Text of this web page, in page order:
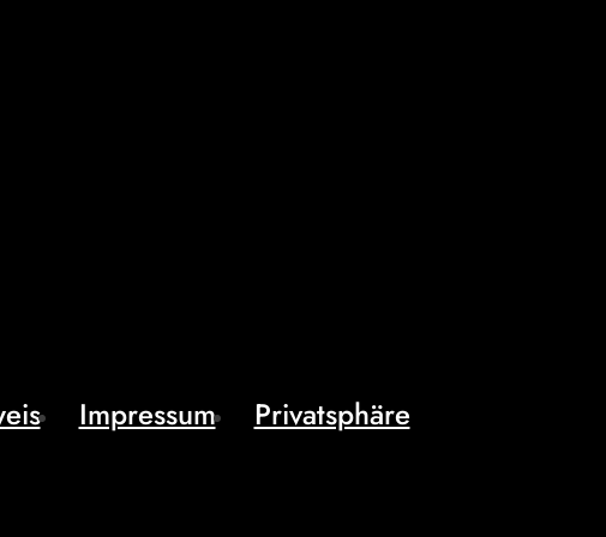
Impressum Privatsphäre